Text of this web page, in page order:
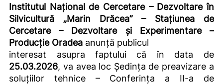
Institutul Naţional de Cercetare – Dezvoltare în
Silvicultură „Marin Drăcea” – Staţiunea de
Cercetare – Dezvoltare şi Experimentare –
Producţie Oradea anunţă publicul
interesat asupra faptului că în data de
25.03.2026, va avea loc Şedinţa de preavizare a
soluţiilor tehnice – Conferinţa a II-a de